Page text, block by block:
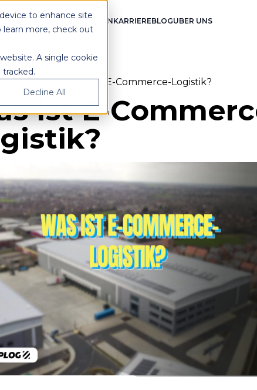
to enhance site
learn more, check out
A single cookie
Decline All
TECHNOLOGIEKUNDENKARRIEREBLOGUBER UNS
Blog Was ist E-Commerce-Logistik?
ist E-